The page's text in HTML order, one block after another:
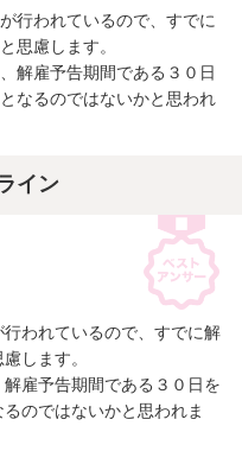
行われているので、すでに
思慮します。
解雇予告期間である３０日
なるのではないかと思われ
イン
われているので、すでに解
します。
雇予告期間である３０日を
のではないかと思われま